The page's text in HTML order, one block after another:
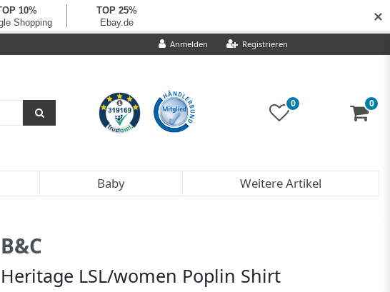
Anmelden Registrieren
0 0
Baby Weitere Artikel
B&C
Heritage LSL/women Poplin Shirt
✕